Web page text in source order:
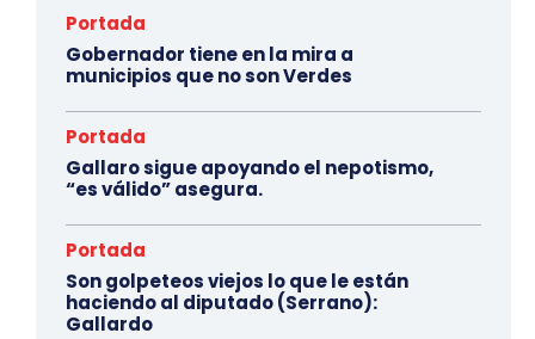
Portada
Gobernador tiene en la mira a
municipios que no son Verdes
Portada
Gallaro sigue apoyando el nepotismo,
“es válido” asegura.
Portada
Son golpeteos viejos lo que le están
haciendo al diputado (Serrano):
Gallardo